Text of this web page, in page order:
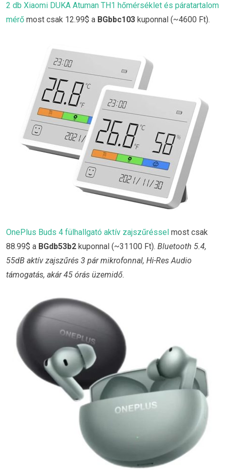
2 db Xiaomi DUKA Atuman TH1 hőmérséklet és páratartalom
mérő most csak 12.99$ a BGbbc103 kuponnal (~4600 Ft).
OnePlus Buds 4 fülhallgató aktív zajszűréssel most csak
88.99$ a BGdb53b2 kuponnal (~31100 Ft). Bluetooth 5.4,
55dB aktív zajszűrés 3 pár mikrofonnal, Hi-Res Audio
támogatás, akár 45 órás üzemidő.